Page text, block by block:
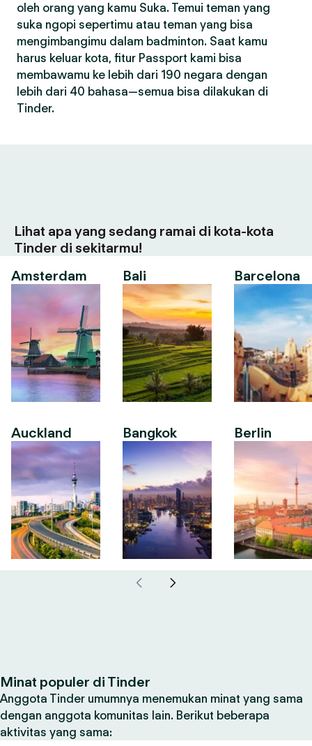
oleh orang yang kamu Suka. Temui teman yang
suka ngopi sepertimu atau teman yang bisa
mengimbangimu dalam badminton. Saat kamu
harus keluar kota, fitur Passport kami bisa
membawamu ke lebih dari 190 negara dengan
lebih dari 40 bahasa—semua bisa dilakukan di
Tinder.
Lihat apa yang sedang ramai di kota-kota
Tinder di sekitarmu!
Amsterdam
Auckland
Bali
Bangkok
Barcelona
Berlin
Minat populer di Tinder
Anggota Tinder umumnya menemukan minat yang sama
dengan anggota komunitas lain. Berikut beberapa
aktivitas yang sama: